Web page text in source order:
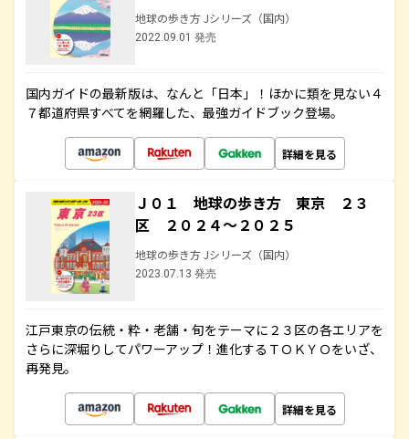
地球の歩き方 Jシリーズ（国内）
2022.09.01 発売
国内ガイドの最新版は、なんと「日本」！ほかに類を見ない４
７都道府県すべてを網羅した、最強ガイドブック登場。
詳細を見る
Ｊ０１ 地球の歩き方 東京 ２３
区 ２０２４～２０２５
地球の歩き方 Jシリーズ（国内）
2023.07.13 発売
江戸東京の伝統・粋・老舗・旬をテーマに２３区の各エリアを
さらに深堀りしてパワーアップ！進化するＴＯＫＹＯをいざ、
再発見。
詳細を見る